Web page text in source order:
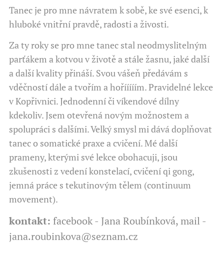
Tanec je pro mne návratem k sobě, ke své esenci, k
hluboké vnitřní pravdě, radosti a živosti.
Za ty roky se pro mne tanec stal neodmyslitelným
parťákem a kotvou v životě a stále žasnu, jaké další
a další kvality přináší. Svou vášeň předávám s
vděčností dále a tvořím a hořííííím. Pravidelné lekce
v Kopřivnici. Jednodenní či víkendové dílny
kdekoliv. Jsem otevřená novým možnostem a
spolupráci s dalšími. Velký smysl mi dává doplňovat
tanec o somatické praxe a cvičení. Mé další
prameny, kterými své lekce obohacuji, jsou
zkušenosti z vedení konstelací, cvičení qi gong,
jemná práce s tekutinovým tělem (continuum
movement).
kontakt: facebook - Jana Roubínková, mail -
jana.roubinkova@seznam.cz